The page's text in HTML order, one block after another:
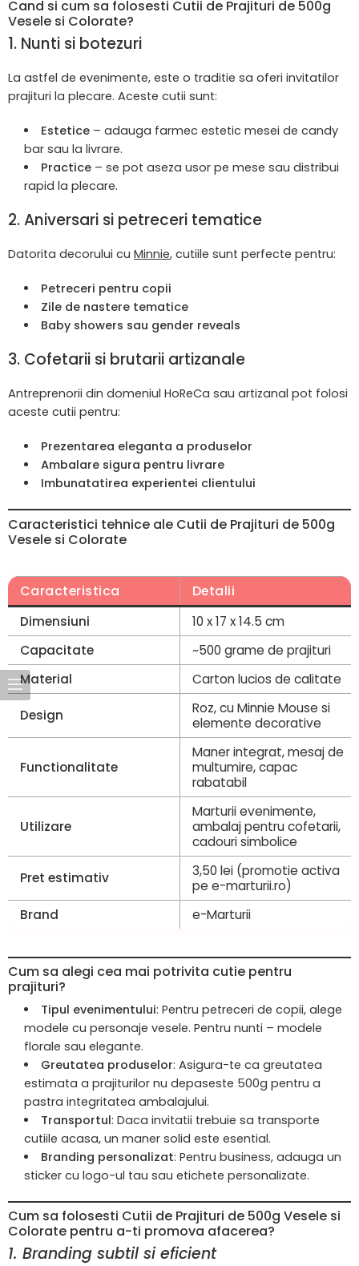
Cand si cum sa folosesti Cutii de Prajituri de 500g
Vesele si Colorate?
1. Nunti si botezuri
La astfel de evenimente, este o traditie sa oferi invitatilor
prajituri la plecare. Aceste cutii sunt:
Estetice– adauga farmec estetic mesei de candy
bar sau la livrare.
Practice– se pot aseza usor pe mese sau distribui
rapid la plecare.
2. Aniversari si petreceri tematice
Datorita decorului cu Minnie, cutiile sunt perfecte pentru:
Petreceri pentru copii
Zile de nastere tematice
Baby showers sau gender reveals
3. Cofetarii si brutarii artizanale
Antreprenorii din domeniul HoReCa sau artizanal pot folosi
aceste cutii pentru:
Prezentarea eleganta a produselor
Ambalare sigura pentru livrare
Imbunatatirea experientei clientului
Caracteristici tehnice ale Cutii de Prajituri de 500g
Vesele si Colorate
Caracteristica Detalii
Dimensiuni
10 x 17 x 14.5 cm
Capacitate
~500 grame de prajituri
Material
Carton lucios de calitate
Design
Roz, cu Minnie Mouse si
elemente decorative
Functionalitate
Maner integrat, mesaj de
multumire, capac
rabatabil
Utilizare
Marturii evenimente,
ambalaj pentru cofetarii,
cadouri simbolice
Pret estimativ
3,50 lei (promotie activa
pe e-marturii.ro)
Brand
e-Marturii
Cum sa alegi cea mai potrivita cutie pentru
prajituri?
Tipul evenimentului: Pentru petreceri de copii, alege
modele cu personaje vesele. Pentru nunti – modele
florale sau elegante.
Greutatea produselor: Asigura-te ca greutatea
estimata a prajiturilor nu depaseste 500g pentru a
pastra integritatea ambalajului.
Transportul: Daca invitatii trebuie sa transporte
cutiile acasa, un maner solid este esential.
Branding personalizat: Pentru business, adauga un
sticker cu logo-ul tau sau etichete personalizate.
Cum sa folosesti Cutii de Prajituri de 500g Vesele si
Colorate pentru a-ti promova afacerea?
1. Branding subtil si eficient